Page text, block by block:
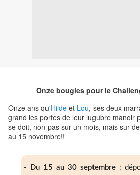
Onze bougies pour le
Onze ans qu'Hilde et Lou, ses deux
grand les portes de leur lugubre manoir
se doit, non pas sur un mois, mais sur
au 15 novembre!!
- Du 15 au 30 septembre :